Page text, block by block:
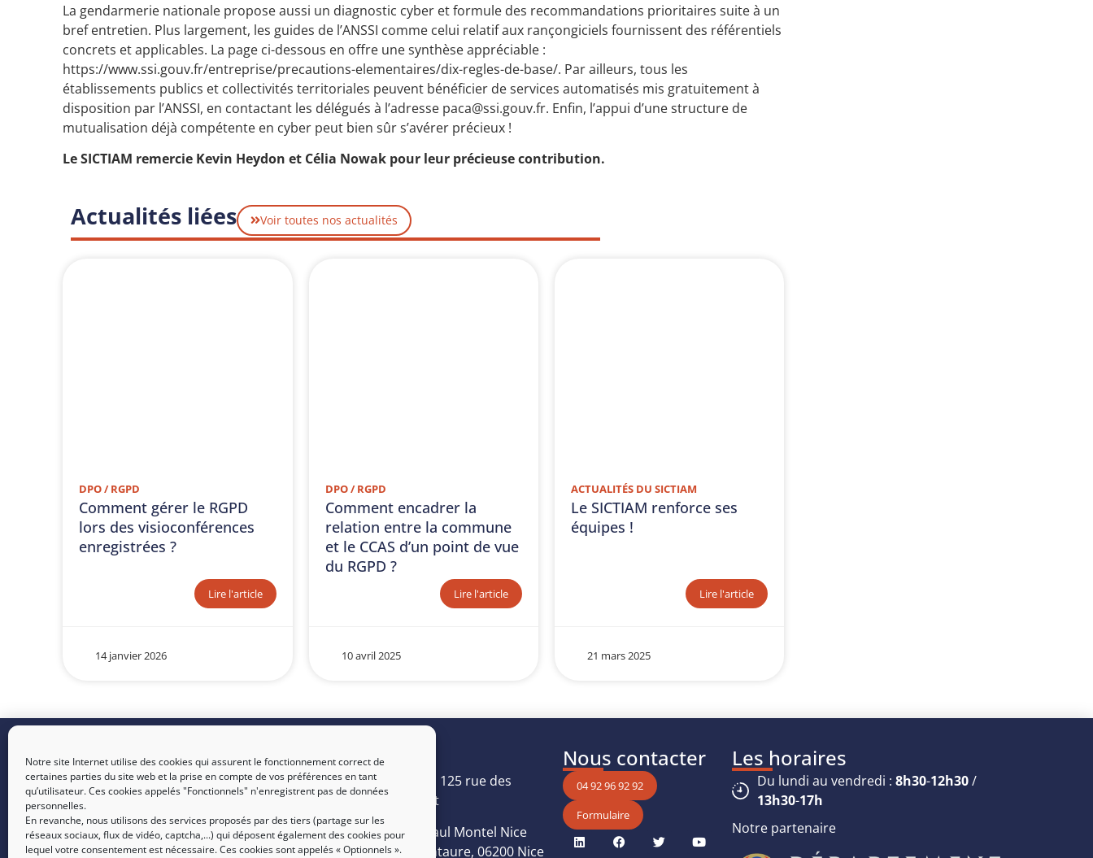
Notre site Internet utilise des cookies qui assurent le fonctionnement correct de
certaines parties du site web et la prise en compte de vos préférences en tant
qu’utilisateur. Ces cookies appelés "Fonctionnels" n'enregistrent pas de données
personnelles.
En revanche, nous utilisons des services proposés par des tiers (partage sur les
réseaux sociaux, flux de vidéo, captcha,...) qui déposent également des cookies pour
lequel votre consentement est nécessaire. Ces cookies sont appelés « Optionnels ».
La gendarmerie nationale propose aussi un diagnostic cyber et formule des recommandations prioritaires suite à un
bref entretien. Plus largement, les guides de l’ANSSI comme celui relatif aux rançongiciels fournissent des référentiels
concrets et applicables. La page ci-dessous en offre une synthèse appréciable :
https://www.ssi.gouv.fr/entreprise/precautions-elementaires/dix-regles-de-base/. Par ailleurs, tous les
établissements publics et collectivités territoriales peuvent bénéficier de services automatisés mis gratuitement à
disposition par l’ANSSI, en contactant les délégués à l’adresse paca@ssi.gouv.fr. Enfin, l’appui d’une structure de
mutualisation déjà compétente en cyber peut bien sûr s’avérer précieux !
Le SICTIAM remercie Kevin Heydon et Célia Nowak pour leur précieuse contribution.
Actualités liées Voir toutes nos actualités
DPO / RGPD
Comment gérer le RGPD
lors des visioconférences
enregistrées ?
Lire l'article
14 janvier 2026
DPO / RGPD
Comment encadrer la
relation entre la commune
et le CCAS d’un point de vue
du RGPD ?
Lire l'article
10 avril 2025
ACTUALITÉS DU SICTIAM
Le SICTIAM renforce ses
équipes !
Lire l'article
21 mars 2025
SICTIAM :Opérateur public
de services numériques et
énergétiques
Nous trouver
SOPHIA : Les Oréades, 125 rue des
Amandiers, 06410 Biot
NICE : 27 Boulevard Paul Montel Nice
Leader - Bâtiment Centaure, 06200 Nice
Nous contacter
04 92 96 92 92
Formulaire
Les horaires
Du lundi au vendredi : 8h30-12h30/
13h30-17h
Notre partenaire